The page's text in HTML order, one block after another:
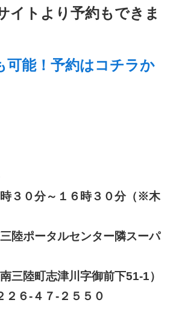
イトより予約もできま
可能！予約はコチラか
３０分～１６時３０分（※木
ポータルセンター隣スーパ
津川字御前下51-1）
６-４７-２５５０